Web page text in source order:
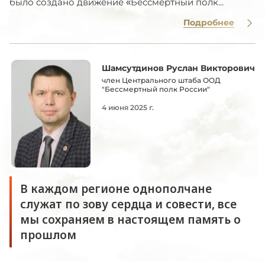
Подробнее
В каждом регионе однополчане
служат по зову сердца и совести, все
мы сохраняем в настоящем память о
прошлом
Шамсутдинов Руслан Викторович
член Центрального штаба ООД
"Бессмертный полк России"
4 июня 2025 г.